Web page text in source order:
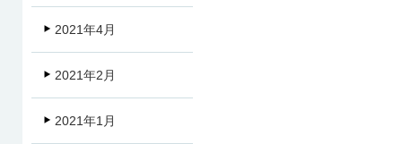
2021年4月
2021年2月
2021年1月